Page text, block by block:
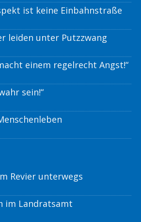
ist keine Einbahnstraße
leiden unter Putzzwang
einem regelrecht Angst!“
sein!“
Revier unterwegs
im Landratsamt